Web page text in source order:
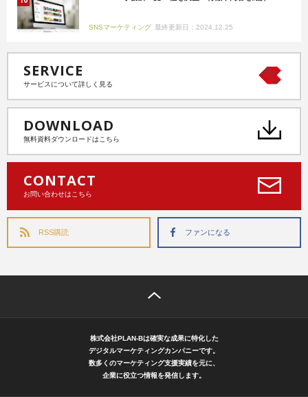
SNSマーケティング 最終更新日：2024.12.25
SERVICE
サービスについて詳しく見る
DOWNLOAD
無料資料ダウンロードはこちら
CONTACT
お問い合わせはこちら
RSS購読 ファンになる
株式会社PLAN-Bは確実な成果に特化した
デジタルマーケティングカンパニーです。
数多くのマーケティング支援実績を元に、
企業に役立つ情報を発信します。